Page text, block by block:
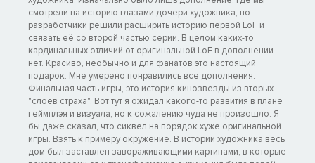
смотрели на историю глазами дочери художника, но
разработчики решили расширить историю первой LoF и
связать её со второй частью серии. В целом каких-то
кардинальных отличий от оригинальной LoF в дополнении
нет. Красиво, необычно и для фанатов это настоящий
подарок. Мне умерено понравились все дополнения.
Финальная часть игры, это история кинозвезды из вторых
"слоёв страха". Вот тут я ожидал какого-то развития в плане
геймплэя и визуала, но к сожалению чуда не произошло. Я
бы даже сказал, что сиквел на порядок хуже оригинальной
игры. Взять к примеру окружение. В истории художника весь
дом был заставлен завораживающими картинами, в которые